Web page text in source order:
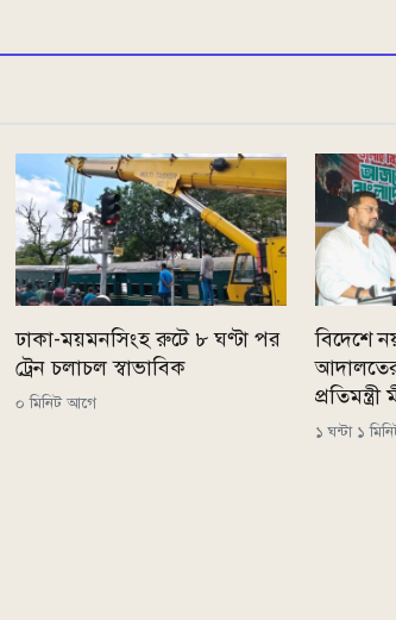
ঢাকা-ময়মনসিংহ রুটে ৮ ঘণ্টা পর
ট্রেন চলাচল স্বাভাবিক
০ মিনিট আগে
বিদেশে
১ ঘন্টা ১